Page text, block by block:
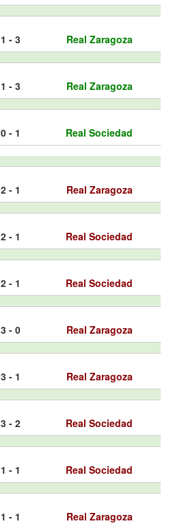
1 - 3 Real Zaragoza
1 - 3 Real Zaragoza
0 - 1 Real Sociedad
2 - 1 Real Zaragoza
2 - 1 Real Sociedad
2 - 1 Real Sociedad
3 - 0 Real Zaragoza
3 - 1 Real Zaragoza
3 - 2 Real Sociedad
1 - 1 Real Sociedad
1 - 1 Real Zaragoza